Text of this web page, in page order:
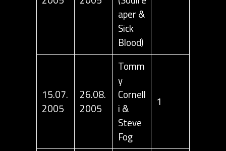
aper &
Sick
Blood)
15.07.
2005
26.08.
2005
Tomm
y
Cornell
i &
Steve
Fog
1